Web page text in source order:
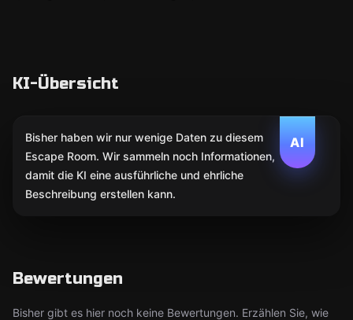
KI-Übersicht
AI
Bisher haben wir nur wenige Daten zu diesem
Escape Room. Wir sammeln noch Informationen,
damit die KI eine ausführliche und ehrliche
Beschreibung erstellen kann.
Bewertungen
Bisher gibt es hier noch keine Bewertungen. Erzählen Sie, wie